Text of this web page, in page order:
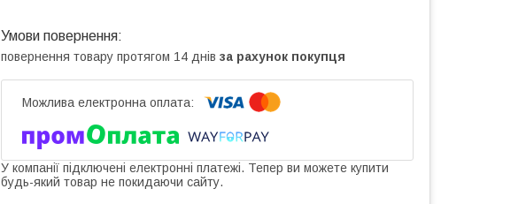
повернення товару протягом 14 днів за рахунок покупця
У компанії підключені електронні платежі. Тепер ви можете купити
будь-який товар не покидаючи сайту.